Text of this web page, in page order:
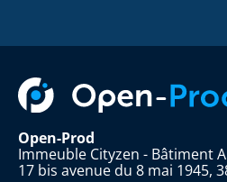
Open-Prod
Immeuble Cityzen - Bâtiment A
17 bis avenue du 8 mai 1945,